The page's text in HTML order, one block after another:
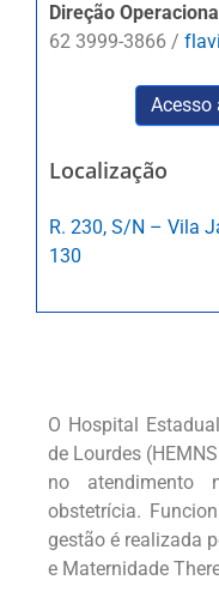
Direção
62 3999-3866 /
Acesso
Localização
R. 230, S/N – Vila
130
O Hospital
de Lourdes
no atendimento
obstetrícia.
gestão é realizada
e Maternidade